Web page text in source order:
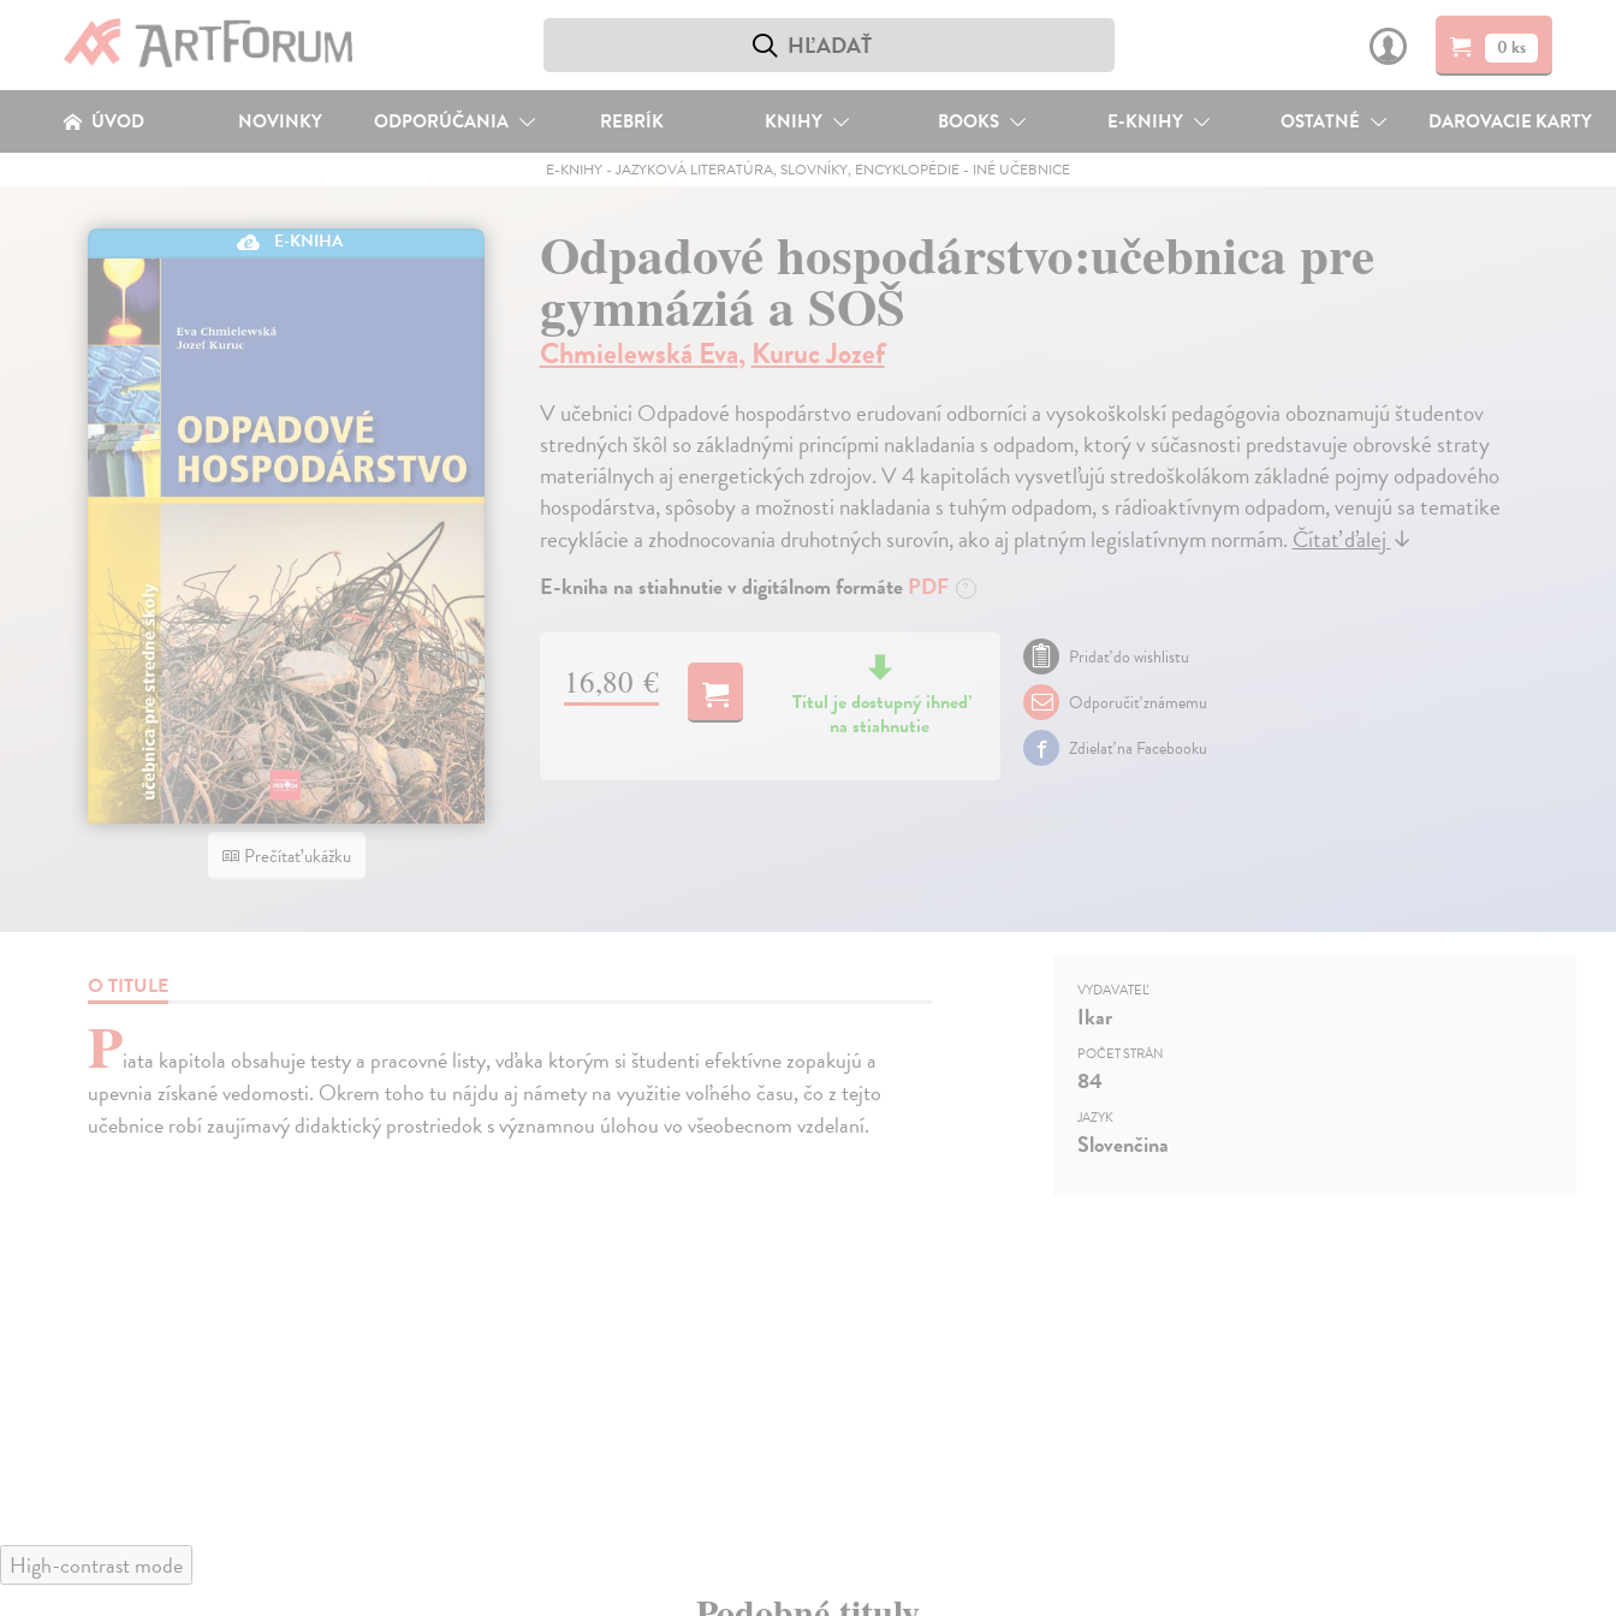
0 ks
ÚVOD NOVINKY ODPORÚČANIA REBRÍK KNIHY BOOKS E-KNIHY OSTATNÉ DAROVACIE KARTY
E-KNIHY- JAZYKOVÁ LITERATÚRA, SLOVNÍKY, ENCYKLOPÉDIE- INÉ UČEBNICE
E-KNIHA
Prečítať ukážku
Odpadové hospodárstvo:učebnica pre
gymnáziá a SOŠ
Chmielewská Eva,Kuruc Jozef
V učebnici Odpadové hospodárstvo erudovaní odborníci a vysokoškolskí pedagógovia oboznamujú študentov
stredných škôl so základnými princípmi nakladania s odpadom, ktorý v súčasnosti predstavuje obrovské straty
materiálnych aj energetických zdrojov. V 4 kapitolách vysvetľujú stredoškolákom základné pojmy odpadového
hospodárstva, spôsoby a možnosti nakladania s tuhým odpadom, s rádioaktívnym odpadom, venujú sa tematike
recyklácie a zhodnocovania druhotných surovín, ako aj platným legislatívnym normám.Čítať ďalej↓
E-kniha na stiahnutie v digitálnom formátePDF ?
16,80 €
Titul je dostupný ihneď
na stiahnutie
Pridať do wishlistu
Odporučiť známemu
Zdielať na Facebooku
O TITULE
Piata kapitola obsahuje testy a pracovné listy, vďaka ktorým si študenti efektívne zopakujú a
upevnia získané vedomosti. Okrem toho tu nájdu aj námety na využitie voľného času, čo z tejto
učebnice robí zaujímavý didaktický prostriedok s významnou úlohou vo všeobecnom vzdelaní.
VYDAVATEĽ
Ikar
POČET STRÁN
84
JAZYK
Slovenčina
High-contrast mode